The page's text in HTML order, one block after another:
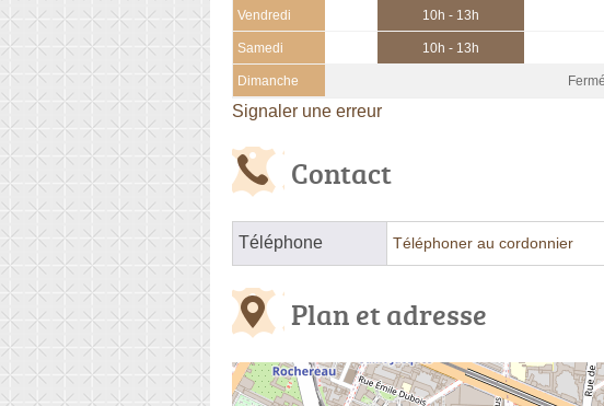
Vendredi 10h - 13h
Samedi 10h - 13h
Dimanche Fermé
Signaler une erreur
Contact
Téléphone Téléphoner au cordonnier
Plan et adresse